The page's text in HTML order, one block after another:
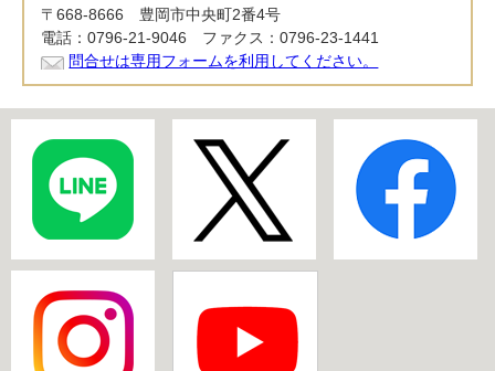
〒668-8666 豊岡市中央町2番4号
電話：0796-21-9046 ファクス：0796-23-1441
問合せは専用フォームを利用してください。